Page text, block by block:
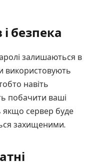
безпека
залишаються в
використовують
навіть
побачити ваші
якщо сервер буде
захищеними.